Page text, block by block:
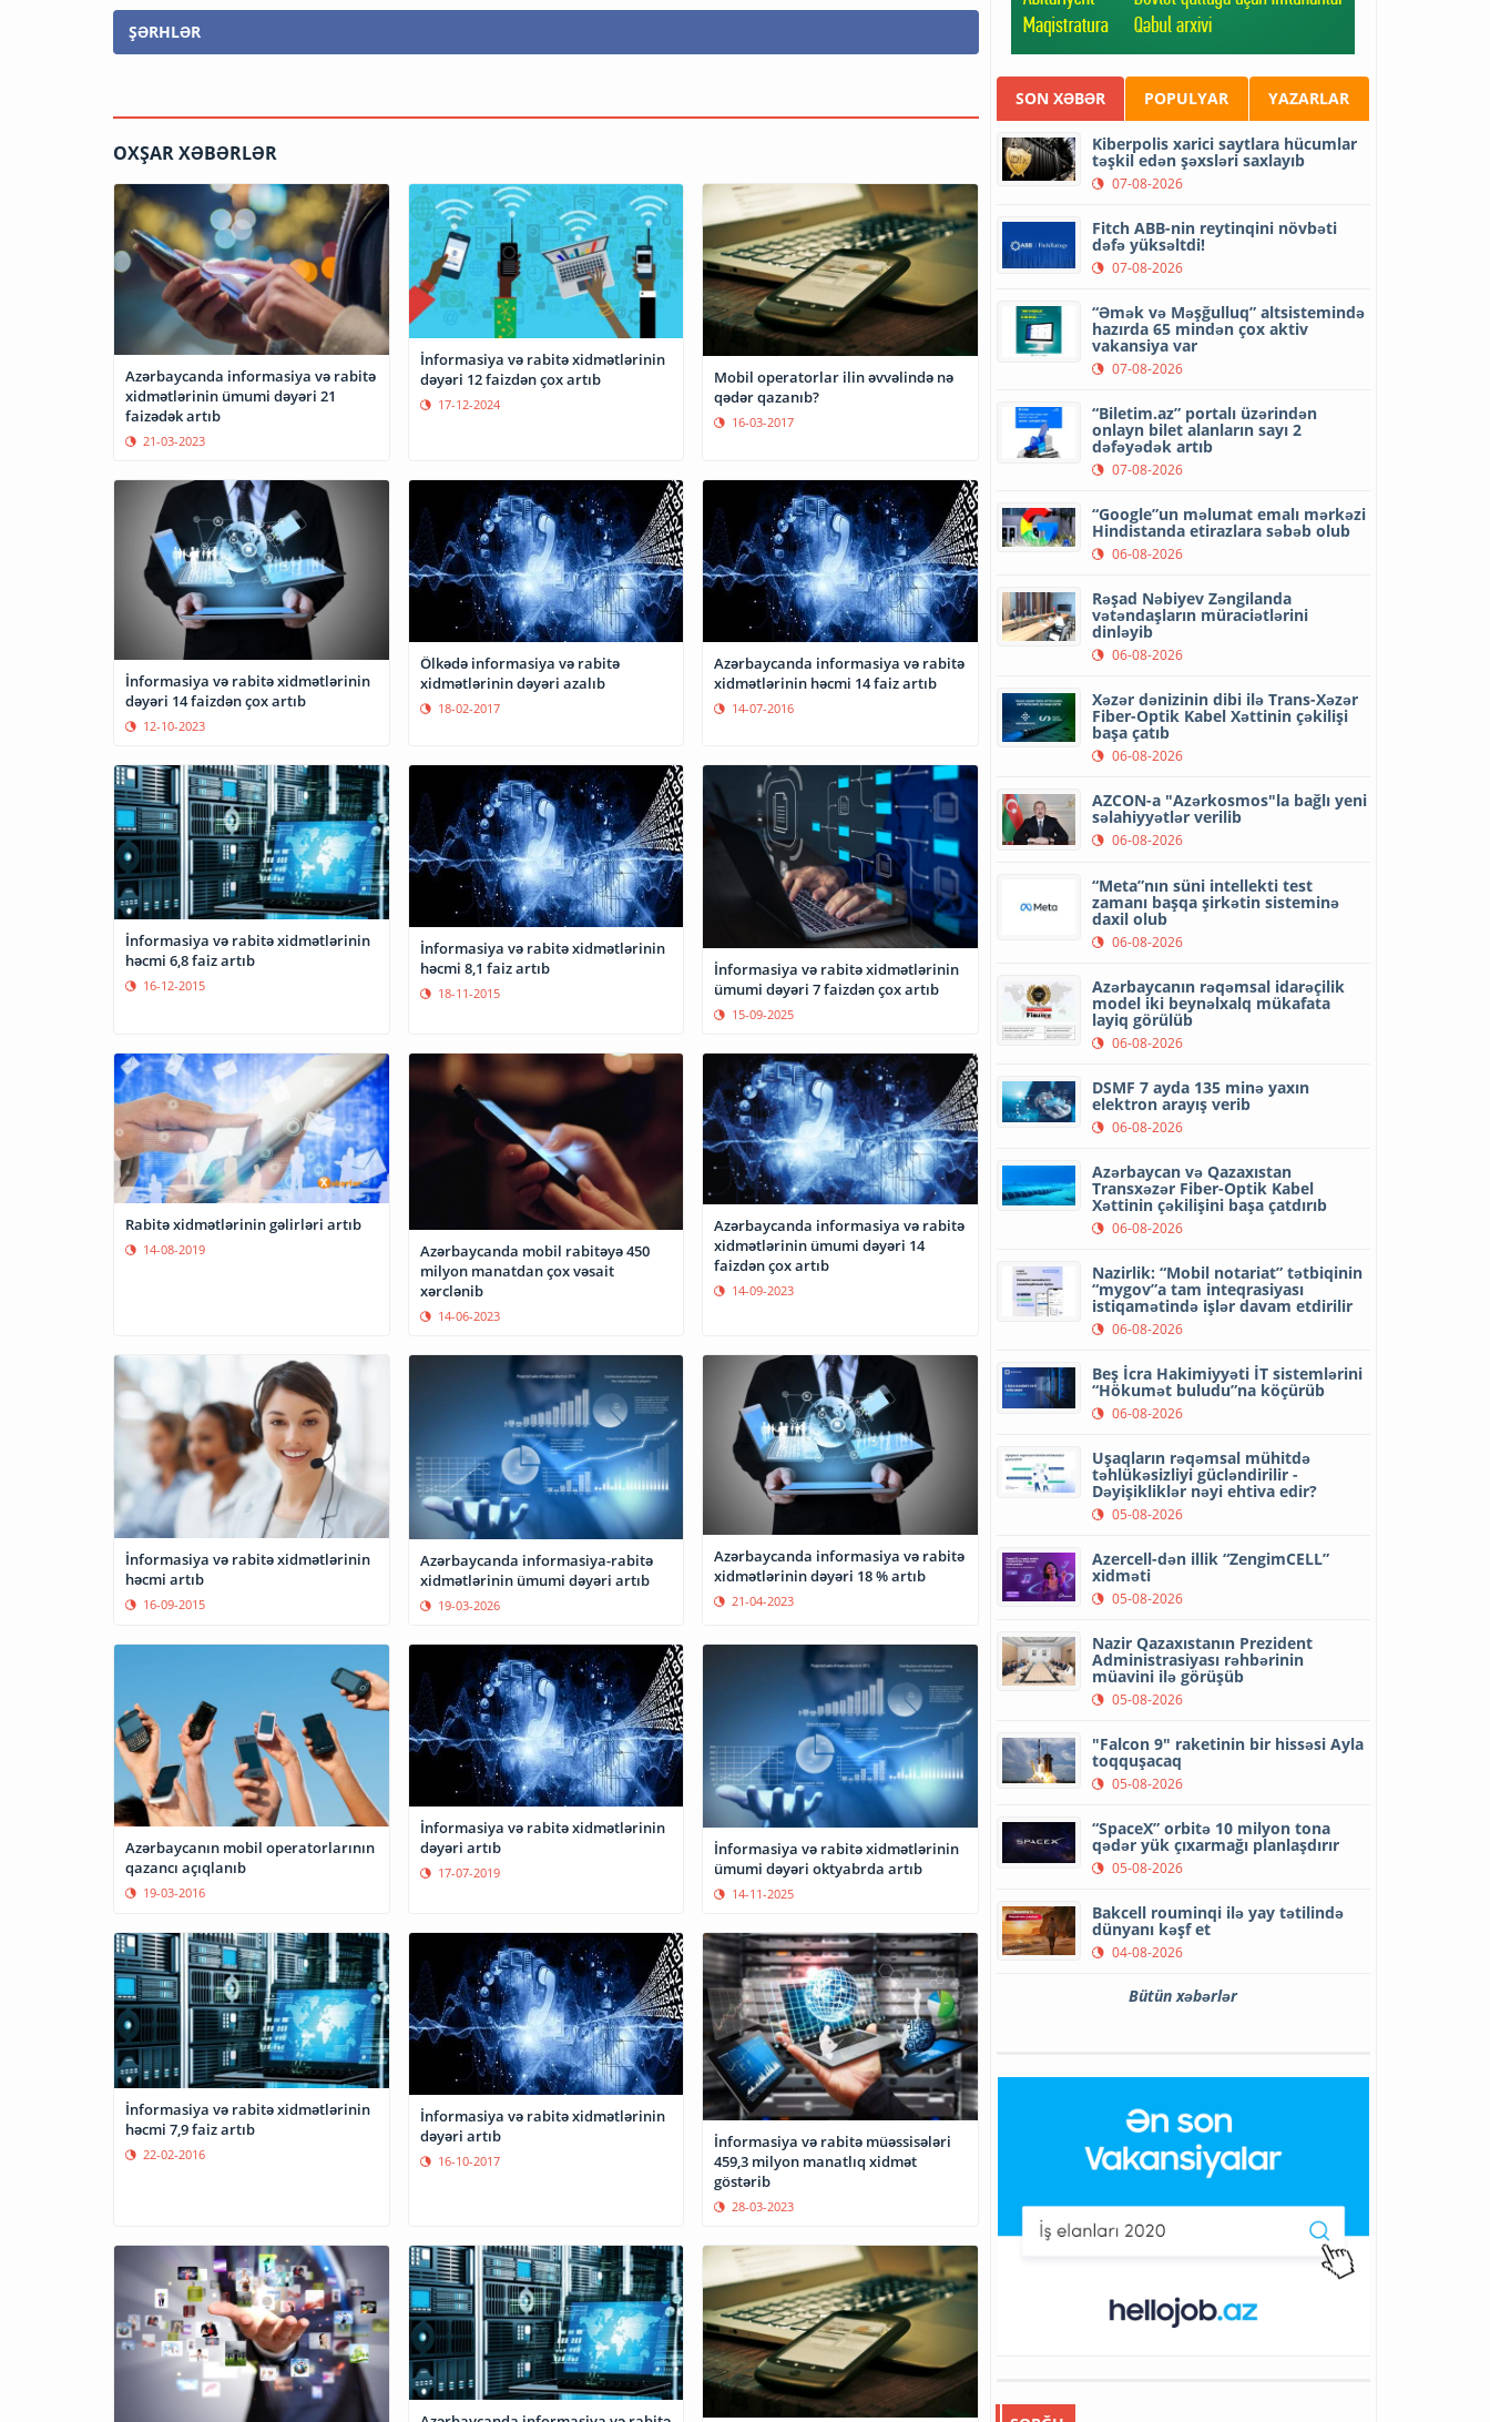
ŞƏRHLƏR
OXŞAR XƏBƏRLƏR
Azərbaycanda informasiya və rabitə
xidmətlərinin ümumi dəyəri 21
faizədək artıb
21-03-2023
İnformasiya və rabitə xidmətlərinin
dəyəri 12 faizdən çox artıb
17-12-2024
Mobil operatorlar ilin əvvəlində nə
qədər qazanıb?
16-03-2017
İnformasiya və rabitə xidmətlərinin
dəyəri 14 faizdən çox artıb
12-10-2023
Ölkədə informasiya və rabitə
xidmətlərinin dəyəri azalıb
18-02-2017
Azərbaycanda informasiya və rabitə
xidmətlərinin həcmi 14 faiz artıb
14-07-2016
İnformasiya və rabitə xidmətlərinin
həcmi 6,8 faiz artıb
16-12-2015
İnformasiya və rabitə xidmətlərinin
həcmi 8,1 faiz artıb
18-11-2015
İnformasiya və rabitə xidmətlərinin
ümumi dəyəri 7 faizdən çox artıb
15-09-2025
Rabitə xidmətlərinin gəlirləri artıb
14-08-2019
Azərbaycanda mobil rabitəyə 450
milyon manatdan çox vəsait
xərclənib
14-06-2023
Azərbaycanda informasiya və rabitə
xidmətlərinin ümumi dəyəri 14
faizdən çox artıb
14-09-2023
İnformasiya və rabitə xidmətlərinin
həcmi artıb
16-09-2015
Azərbaycanda informasiya-rabitə
xidmətlərinin ümumi dəyəri artıb
19-03-2026
Azərbaycanda informasiya və rabitə
xidmətlərinin dəyəri 18 % artıb
21-04-2023
Azərbaycanın mobil operatorlarının
qazancı açıqlanıb
19-03-2016
İnformasiya və rabitə xidmətlərinin
dəyəri artıb
17-07-2019
İnformasiya və rabitə xidmətlərinin
ümumi dəyəri oktyabrda artıb
14-11-2025
İnformasiya və rabitə xidmətlərinin
həcmi 7,9 faiz artıb
22-02-2016
İnformasiya və rabitə xidmətlərinin
dəyəri artıb
16-10-2017
İnformasiya və rabitə müəssisələri
459,3 milyon manatlıq xidmət
göstərib
28-03-2023
SON XƏBƏR POPULYAR YAZARLAR
Kiberpolis xarici saytlara hücumlar
təşkil edən şəxsləri saxlayıb
07-08-2026
Fitch ABB-nin reytinqini növbəti
dəfə yüksəltdi!
07-08-2026
“Əmək və Məşğulluq” altsistemində
hazırda 65 mindən çox aktiv
vakansiya var
07-08-2026
“Biletim.az” portalı üzərindən
onlayn bilet alanların sayı 2
dəfəyədək artıb
07-08-2026
“Google”un məlumat emalı mərkəzi
Hindistanda etirazlara səbəb olub
06-08-2026
Rəşad Nəbiyev Zəngilanda
vətəndaşların müraciətlərini
dinləyib
06-08-2026
Xəzər dənizinin dibi ilə Trans-Xəzər
Fiber-Optik Kabel Xəttinin çəkilişi
başa çatıb
06-08-2026
AZCON-a "Azərkosmos"la bağlı yeni
səlahiyyətlər verilib
06-08-2026
“Meta”nın süni intellekti test
zamanı başqa şirkətin sisteminə
daxil olub
06-08-2026
Azərbaycanın rəqəmsal idarəçilik
model iki beynəlxalq mükafata
layiq görülüb
06-08-2026
DSMF 7 ayda 135 minə yaxın
elektron arayış verib
06-08-2026
Azərbaycan və Qazaxıstan
Transxəzər Fiber-Optik Kabel
Xəttinin çəkilişini başa çatdırıb
06-08-2026
Nazirlik: “Mobil notariat” tətbiqinin
“mygov”a tam inteqrasiyası
istiqamətində işlər davam etdirilir
06-08-2026
Beş İcra Hakimiyyəti İT sistemlərini
“Hökumət buludu”na köçürüb
06-08-2026
Uşaqların rəqəmsal mühitdə
təhlükəsizliyi gücləndirilir -
Dəyişikliklər nəyi ehtiva edir?
05-08-2026
Azercell-dən illik “ZengimCELL”
xidməti
05-08-2026
Nazir Qazaxıstanın Prezident
Administrasiyası rəhbərinin
müavini ilə görüşüb
05-08-2026
"Falcon 9" raketinin bir hissəsi Ayla
toqquşacaq
05-08-2026
“SpaceX” orbitə 10 milyon tona
qədər yük çıxarmağı planlaşdırır
05-08-2026
Bakcell rouminqi ilə yay tətilində
dünyanı kəşf et
04-08-2026
Bütün xəbərlər